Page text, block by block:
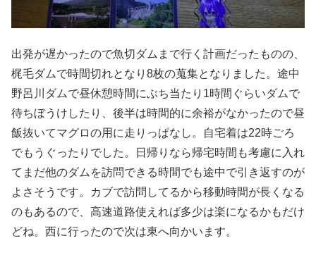
出発が遅かったので魚切ダムまで行く計画だったものの、
梶毛ダムで時間切れとなり8枚の蒐集となりました。途中
野呂川ダムで昼休憩時間にぶち当たり1時間ぐらいダムで
待ちぼうけしたり、後半は時間的に余裕がなかったので昼
飯抜いてマグロの用に走りっぱなし。自宅着は22時ごろ
でもうぐったりでした。日帰りなら帰宅時間も考慮に入れ
てまだ他のダムを訪問できる時間でも途中で引き返すのが
よさそうです。カブで訪問してるから移動時間が長くなる
のもあるので、高速道路使えれば多少は楽になるかもだけ
どね。西に行ったので次は東へ向かいます。